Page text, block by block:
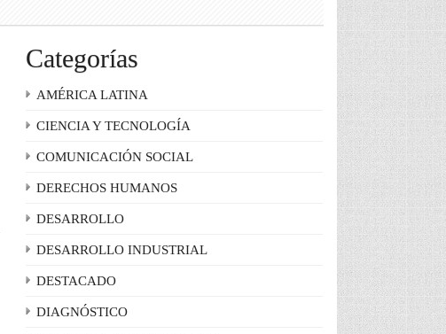
Categorías
AMÉRICA LATINA
CIENCIA Y TECNOLOGÍA
COMUNICACIÓN SOCIAL
DERECHOS HUMANOS
DESARROLLO
DESARROLLO INDUSTRIAL
DESTACADO
DIAGNÓSTICO